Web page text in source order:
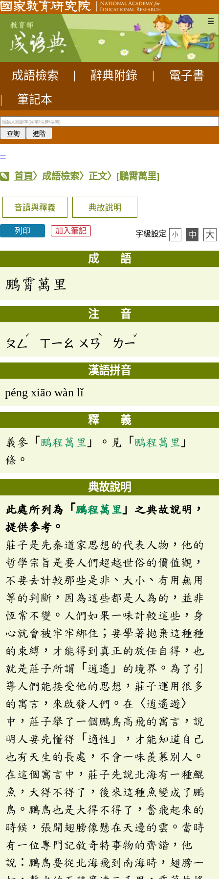
☰
成語檢索 辭典附錄
電子書
|
筆記本
:::
首頁〉成語檢索〉正文〉 [鵬霄萬里]
音讀與釋義 典故說明
列印 加入筆記 字級設定 小 中 大
成 語
鵬霄萬里
注 音
ㄆㄥ
ˊ
ㄒㄧㄠ ㄨㄢ
ˋ
ㄌㄧ
ˇ
漢語拼音
péng xiāo wàn lǐ
釋 義
義參「 鵬程萬里 」。見「 鵬程萬里 」
條。
典故說明
此處所列為「 鵬程萬里 」之典故說明，
提供參考。
莊子是先秦道家思想的代表人物，他的
哲學宗旨是要人們超越世俗的價值觀，
不要去計較那些是非、大小、有用無用
等的判斷，因為這些都是人為的，並非
恆常不變。人們如果一味計較這些，身
心就會被牢牢綁住；要學著拋棄這種種
的束縛，才能得到真正的放任自得，也
就是莊子所謂「逍遙」的境界。為了引
導人們能接受他的思想，莊子運用很多
的寓言，來啟發人們。在〈逍遙遊〉
中，莊子舉了一個鵬鳥高飛的寓言，說
明人要先懂得「適性」，才能知道自己
也有天生的長處，不會一味羨慕別人。
在這個寓言中，莊子先說北海有一種鯤
魚，大得不得了，後來這種魚變成了鵬
鳥。鵬鳥也是大得不得了，奮飛起來的
時候，張開翅膀像懸在天邊的雲。當時
有一位專門記敘奇特事物的齊諧，他
說：鵬鳥要從北海飛到南海時，翅膀一